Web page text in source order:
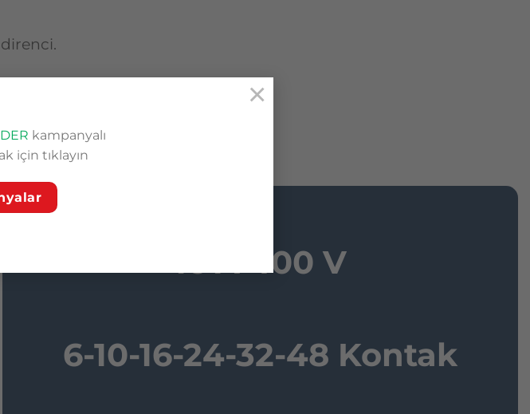
kampanyalı
için tıklayın
×
16 A 400 V
6-10-16-24-32-48 Kontak